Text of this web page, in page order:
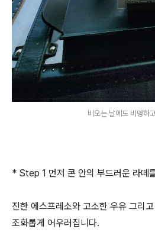
비오는 날에도 비멍하
* Step 1 먼저 콘 안의 부드러운 라떼
진한 에스프레소와 고소한 우유 그리
조화롭게 어우러집니다.